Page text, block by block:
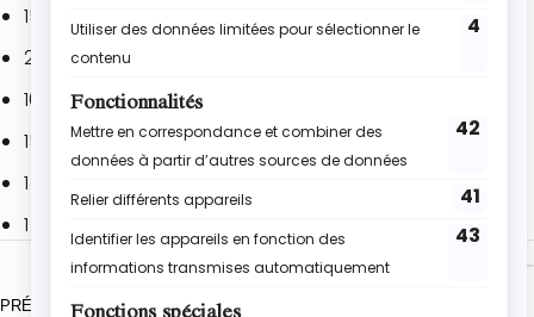
150g de beurre
200g de chocolat noir
100g de sucre
150g de farine
1 càc de levure chimique
1 càc de bicarbonate
PRÉPARATION